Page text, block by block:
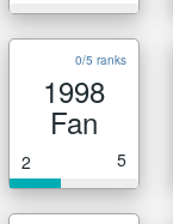
0/5 ranks
1998
Fan
2 5